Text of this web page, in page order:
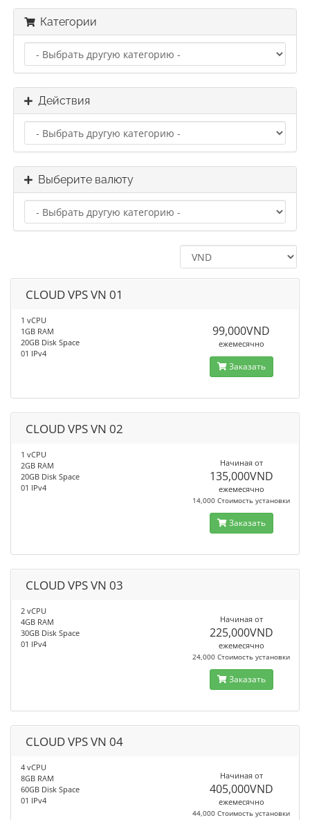
Категории
Действия
Выберите валюту
CLOUD VPS VN 01
1 vCPU
1GB RAM
20GB Disk Space
01 IPv4
99,000VND
ежемесячно
Заказать
CLOUD VPS VN 02
1 vCPU
2GB RAM
20GB Disk Space
01 IPv4
Начиная от
135,000VND
ежемесячно
14,000 Стоимость установки
Заказать
CLOUD VPS VN 03
2 vCPU
4GB RAM
30GB Disk Space
01 IPv4
Начиная от
225,000VND
ежемесячно
24,000 Стоимость установки
Заказать
CLOUD VPS VN 04
4 vCPU
8GB RAM
60GB Disk Space
01 IPv4
Начиная от
405,000VND
ежемесячно
44,000 Стоимость установки